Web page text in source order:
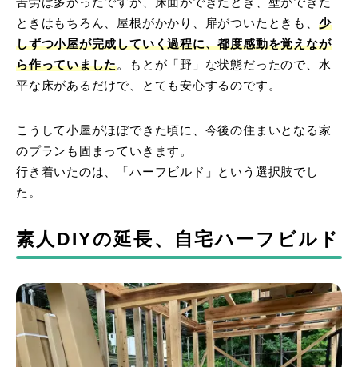
ときはもちろん、屋根がかかり、扉がついたときも、 少
しずつ小屋が完成していく過程に、都度感動を覚えなが
ら作っていました。もとが「野」な状態だったので、水
平な床があるだけで、とても安心するのです。
こうして小屋がほぼできた頃に、今後の住まいとなる家
のプランも固まっていきます。
行き着いたのは、「ハーフビルド」という選択肢でし
た。
素人DIYの延長、自宅ハーフビルド